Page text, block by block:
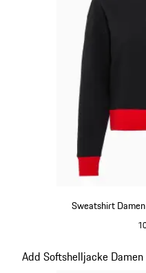
Sweatshirt
Add Softshelljacke
Slide 20 von 20